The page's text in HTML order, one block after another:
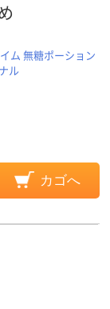
ム 無糖ポーション
ル
カゴへ